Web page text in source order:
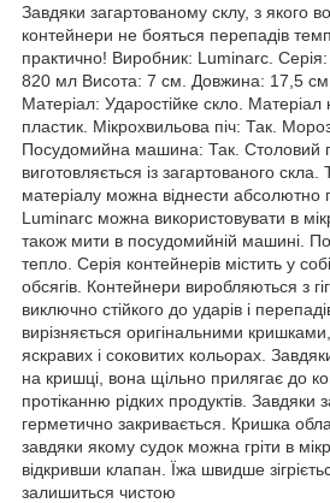
Завдяки загартованому склу, з якого
контейнери не бояться перепадів
практично! Виробник: Luminarc.
820 мл Висота: 7 см. Довжина: 17,5
Матеріал: Ударостійке скло.
пластик. Мікрохвильова піч: Так.
Посудомийна машина: Так. Столовий
виготовляється із загартованого
матеріалу можна віднести абсолютно
Luminarc можна використовувати в
також мити в посудомийній машині.
тепло. Серія контейнерів містить у
обсягів. Контейнери виробляються з
виключно стійкого до ударів і
вирізняється оригінальними
яскравих і соковитих кольорах.
на кришці, вона щільно прилягає до
протіканню рідких продуктів. Завдяки
герметично закривається. Кришка
завдяки якому судок можна гріти в
відкривши клапан. Їжа швидше
залишиться чистою